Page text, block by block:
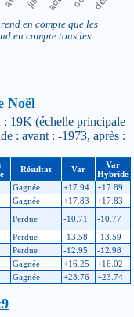
en compte que les
en compte tous les
Noël
19K (échelle principale
: avant : -1973, après :
Résultat Var
Var
Hybride
Gagnée +17.94
+17.89
Gagnée +17.83
+17.83
Perdue -10.71
-10.77
Perdue -13.58
-13.59
Perdue -12.95
-12.98
Gagnée +16.25
+16.02
Gagnée +23.76 +23.74